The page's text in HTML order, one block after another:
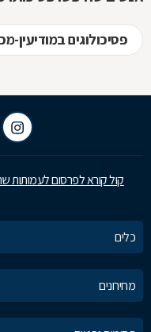
פסיכולוגים במודיעין-
קול קורא לפרסום לעמותות
כלים
מחירונים